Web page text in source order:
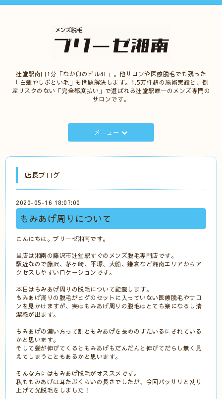
辻堂駅南口1分「なか卯のビル4F」。他サロンや医療脱毛でも残った
「白髪やしぶとい毛」も問題解決します。1.5万件超の施術実績と、倒
産リスクのない「完全都度払い」で選ばれる辻堂駅唯一のメンズ専門の
サロンです。
メニュー
店長ブログ
2020-05-16 18:07:00
もみあげ周りについて
こんにちは。ブリーゼ湘南です。
当店は湘南の藤沢市辻堂駅すぐのメンズ脱毛専門店です。
駅近なので藤沢、茅ヶ崎、平塚、大船、鎌倉など湘南エリアからア
クセスしやすいロケーションです。
本日はもみあげ周りの脱毛について記載します。
もみあげ周りの脱毛がヒゲのセットに入っていない医療脱毛やサロ
ンを見かけますが、実はもみあげ周りの脱毛はとても楽になるし清
潔感が出ます。
もみあげの濃い方って割ともみあげを長めのすたいるにされている
かと思います。
そして髪が伸びてくるともみあげもだんだんと伸びてだらし無く見
えてしまうこともあるかと思います。
そんな方にはもみあげ脱毛がオススメです。
私ももみあげは耳たぶくらいの長さでしたが、今回バッサリと刈り
上げて光脱毛をしました！